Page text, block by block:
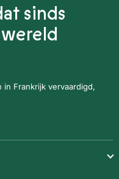
sinds
Frankrijk vervaardigd,